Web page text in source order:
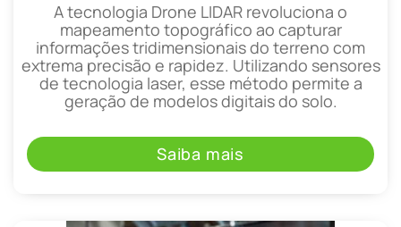
A tecnologia Drone LIDAR revoluciona o
mapeamento topográfico ao capturar
informações tridimensionais do terreno com
extrema precisão e rapidez. Utilizando sensores
de tecnologia laser, esse método permite a
geração de modelos digitais do solo.
Saiba mais